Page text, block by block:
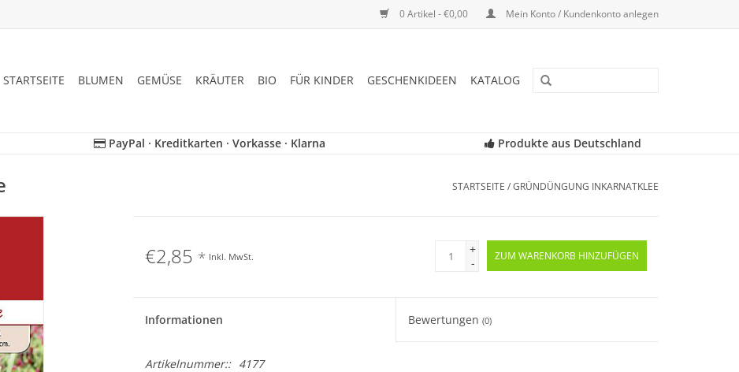
0 Artikel - €0,00 Mein Konto / Kundenkonto anlegen
STARTSEITE BLUMEN GEMÜSE KRÄUTER BIO FÜR KINDER GESCHENKIDEEN KATALOG
PayPal · Kreditkarten · Vorkasse · Klarna Produkte aus Deutschland
STARTSEITE /GRÜNDÜNGUNG INKARNATKLEE
€2,85 * Inkl. MwSt.
+
-
ZUM WARENKORB HINZUFÜGEN
Informationen Bewertungen(0)
Artikelnummer::
4177